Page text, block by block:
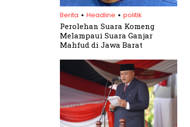
Berita . Headline . politik
Perolehan Suara Komeng
Melampaui Suara Ganjar
Mahfud di Jawa Barat